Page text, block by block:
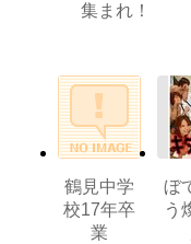
集まれ！
鶴見中学
校17年卒
業
ぼ
う